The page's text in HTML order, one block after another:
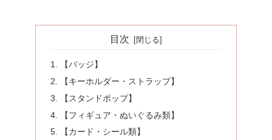
目次
【バッジ】
【キーホルダー・ストラップ】
【スタンドポップ】
【フィギュア・ぬいぐるみ類】
【カード・シール類】